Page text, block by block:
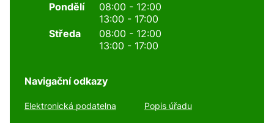
Pondělí
08:00 - 12:00
13:00 - 17:00
Středa
08:00 - 12:00
13:00 - 17:00
Navigační odkazy
Elektronická podatelna Popis úřadu